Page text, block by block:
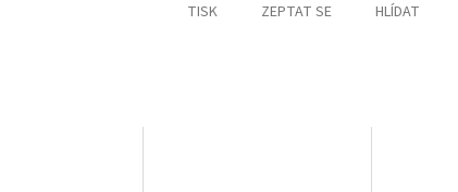
TISK ZEPTAT SE HLÍDAT